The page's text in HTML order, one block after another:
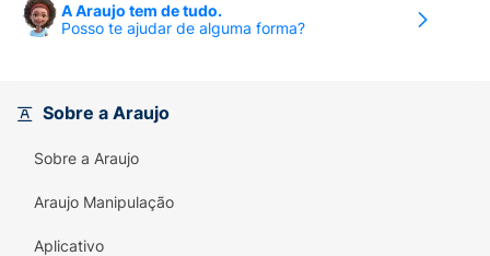
A Araujo tem de tudo.
Posso te ajudar de alguma forma?
Sobre a Araujo
Sobre a Araujo
Araujo Manipulação
Aplicativo